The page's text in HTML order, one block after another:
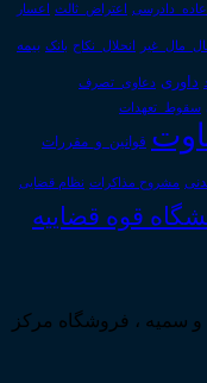
اعاده_دادرسی اعتراض_ثالث اعسار
انحلال_نکاح بانک بیمه
داوری دعاوی_تصرف
سقوط_تعهدات
قوانین_و_مقررات
مشروح مذاکرات نظام قضایی
قوه قضاییه
و سمیه ، فروشگاه مرکز